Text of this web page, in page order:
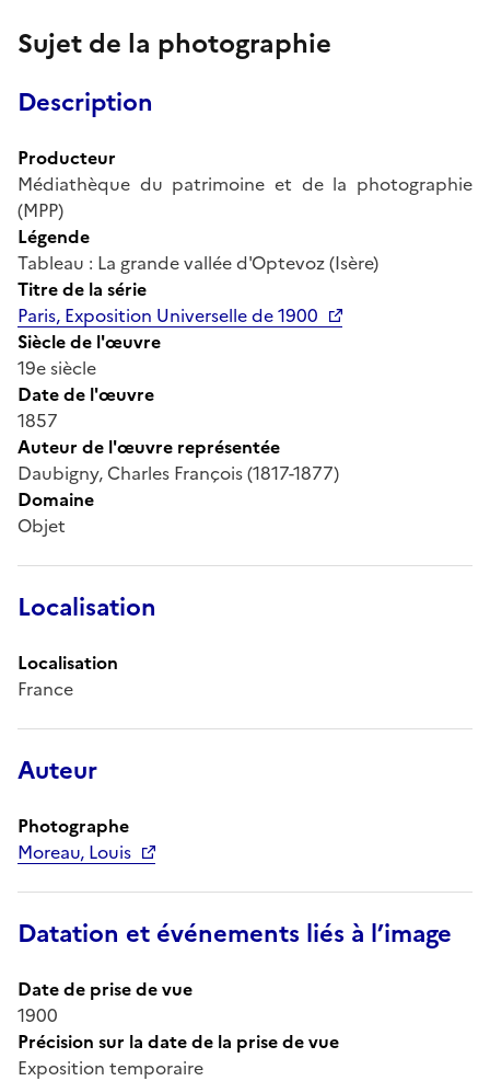
Sujet de la photographie
Description
Producteur
Médiathèque du patrimoine et de la photographie
(MPP)
Légende
Tableau : La grande vallée d'Optevoz (Isère)
Titre de la série
Paris, Exposition Universelle de 1900
Siècle de l'œuvre
19e siècle
Date de l'œuvre
1857
Auteur de l'œuvre représentée
Daubigny, Charles François (1817-1877)
Domaine
Objet
Localisation
Localisation
France
Auteur
Photographe
Moreau, Louis
Datation et événements liés à l’image
Date de prise de vue
1900
Précision sur la date de la prise de vue
Exposition temporaire